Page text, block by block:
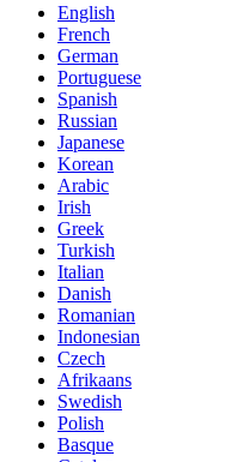
English
French
German
Portuguese
Spanish
Russian
Japanese
Korean
Arabic
Irish
Greek
Turkish
Italian
Danish
Romanian
Indonesian
Czech
Afrikaans
Swedish
Polish
Basque